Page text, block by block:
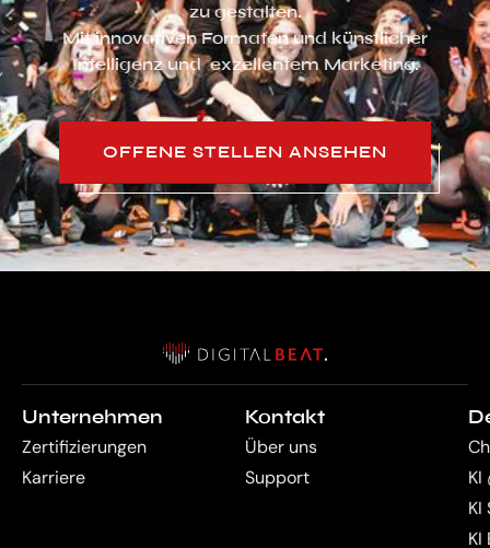
zu gestalten.
Mit innovativen Formaten und künstlicher
Intelligenz und exzellentem Marketing.
OFFENE STELLEN ANSEHEN
Unternehmen
Zertifizierungen
Karriere
Kontakt
Über uns
Support
KI
KI
KI